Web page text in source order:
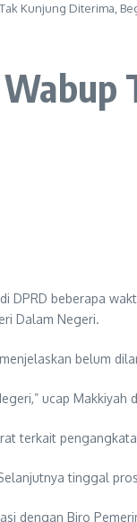
Kunjung Diterima,
DPRD beberapa
Dalam Negeri.
belum
ucap Makkiyah
terkait
tinggal
dengan Biro